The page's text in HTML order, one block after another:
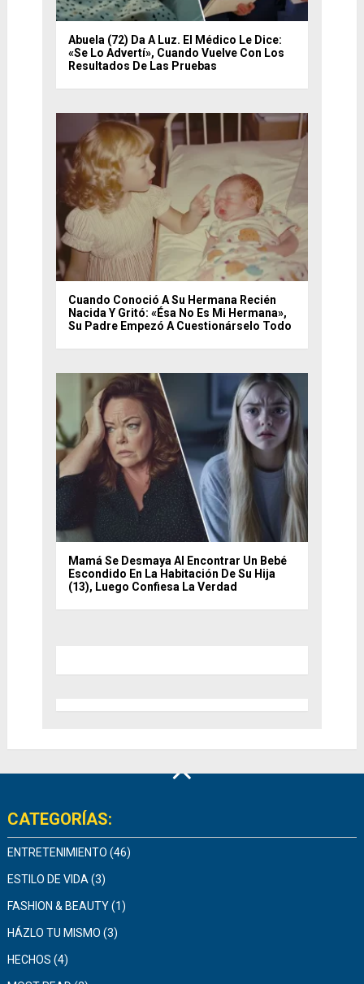
Abuela (72) Da A Luz. El Médico Le Dice:
«Se Lo Advertí», Cuando Vuelve Con Los
Resultados De Las Pruebas
Cuando Conoció A Su Hermana Recién
Nacida Y Gritó: «Ésa No Es Mi Hermana»,
Su Padre Empezó A Cuestionárselo Todo
Mamá Se Desmaya Al Encontrar Un Bebé
Escondido En La Habitación De Su Hija
(13), Luego Confiesa La Verdad
CATEGORÍAS:
ENTRETENIMIENTO (46)
ESTILO DE VIDA (3)
FASHION & BEAUTY(1)
HÁZLO TU MISMO (3)
HECHOS (4)